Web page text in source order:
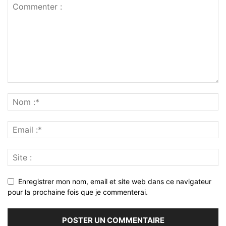
Enregistrer mon nom, email et site web dans ce navigateur
pour la prochaine fois que je commenterai.